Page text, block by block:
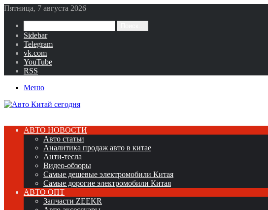
Пятница, 7 августа 2026
Sidebar
Telegram
vk.com
YouTube
RSS
Меню
АВТО НОВОСТИ
Авто статьи
Аналитика продаж авто в китае
Анти-тесла
Видео-обзоры
Самые дешевые электромобили Китая
Самые дорогие электромобили Китая
АВТО ОПТ
Запчасти ZEEKR